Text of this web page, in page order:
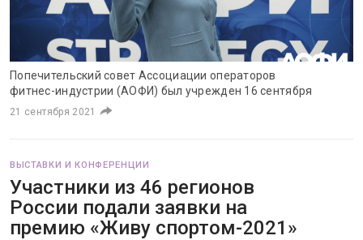
Попечительский совет Ассоциации операторов
фитнес-индустрии (АОФИ) был учрежден 16 сентября
21 сентября 2021
ВЫСТАВКИ И КОНФЕРЕНЦИИ
Участники из 46 регионов
России подали заявки на
премию «Живу спортом-2021»